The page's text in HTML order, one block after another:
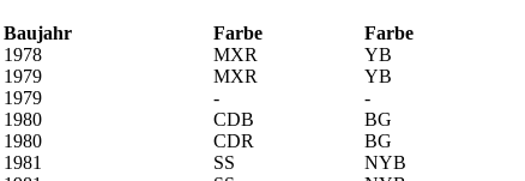
Baujahr Farbe
Farbe
1978 MXR
YB
1979 MXR
YB
1979 -
-
1980 CDB
BG
1980 CDR
BG
1981 SS
NYB